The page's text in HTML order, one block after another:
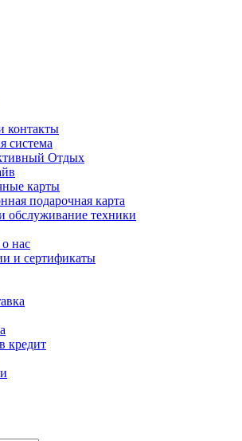
контакты
система
Отдых
карты
подарочная карта
обслуживание техники
нас
и сертификаты
кредит